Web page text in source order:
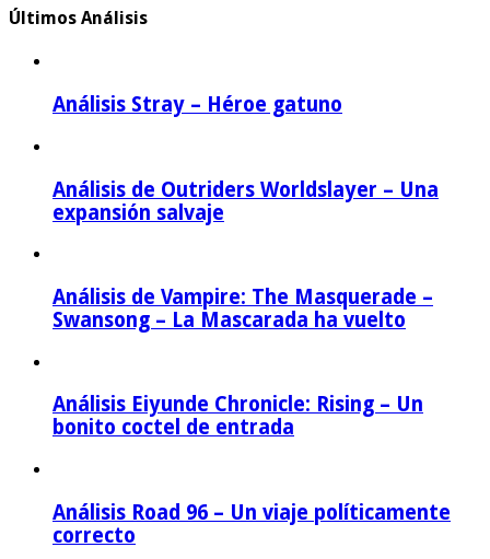
Últimos Análisis
Análisis Stray – Héroe gatuno
Análisis de Outriders Worldslayer – Una
expansión salvaje
Análisis de Vampire: The Masquerade –
Swansong – La Mascarada ha vuelto
Análisis Eiyunde Chronicle: Rising – Un
bonito coctel de entrada
Análisis Road 96 – Un viaje políticamente
correcto